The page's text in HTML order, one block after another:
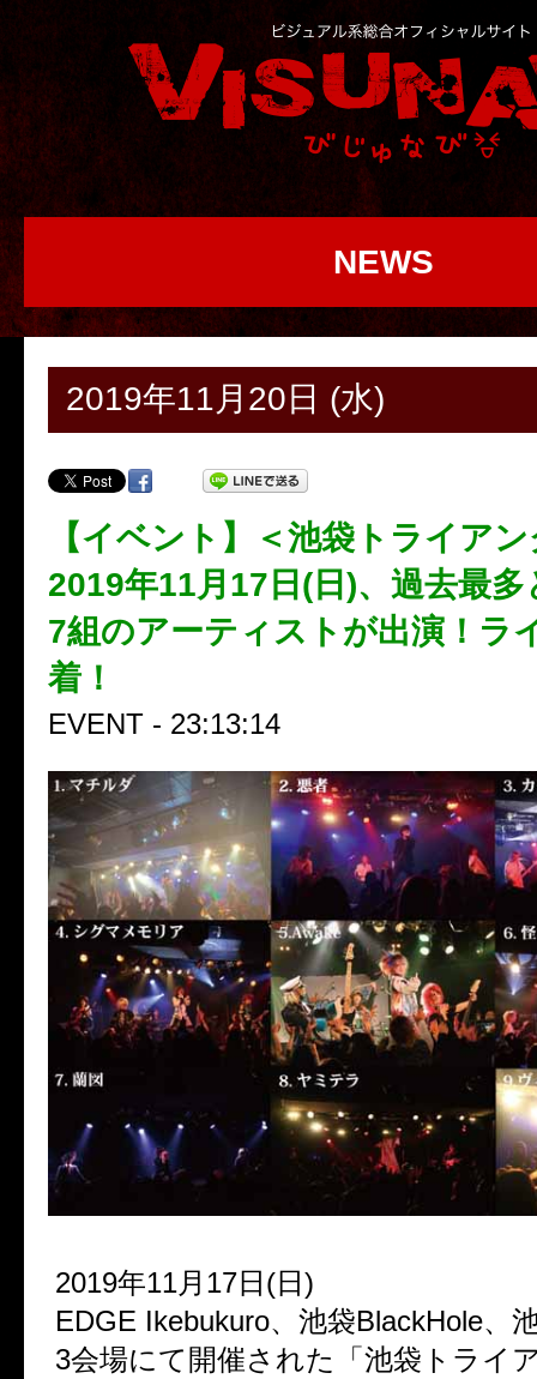
NEWS
2019年11月20日 (水)
【イベント】＜池袋トライア
2019年11月17日(日)、過去最
7組のアーティストが出演！ラ
着！
EVENT - 23:13:14
2019年11月17日(日)
EDGE Ikebukuro、池袋BlackHole、
3会場にて開催された「池袋トライ